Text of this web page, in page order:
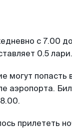
с 7.00
0.5 лари.
могут
аэропорта.
прилететь